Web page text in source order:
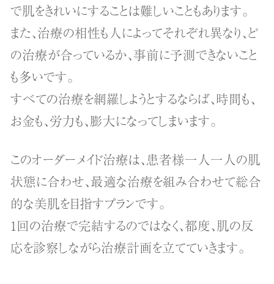
で肌をきれいにすることは難しいこともあります。
また、治療の相性も人によってそれぞれ異なり、ど
の治療が合っているか、事前に予測できないこと
も多いです。
すべての治療を網羅しようとするならば、時間も、
お金も、労力も、膨大になってしまいます。
このオーダーメイド治療は、患者様一人一人の肌
状態に合わせ、最適な治療を組み合わせて総合
的な美肌を目指すプランです。
1回の治療で完結するのではなく、都度、肌の反
応を診察しながら治療計画を立てていきます。